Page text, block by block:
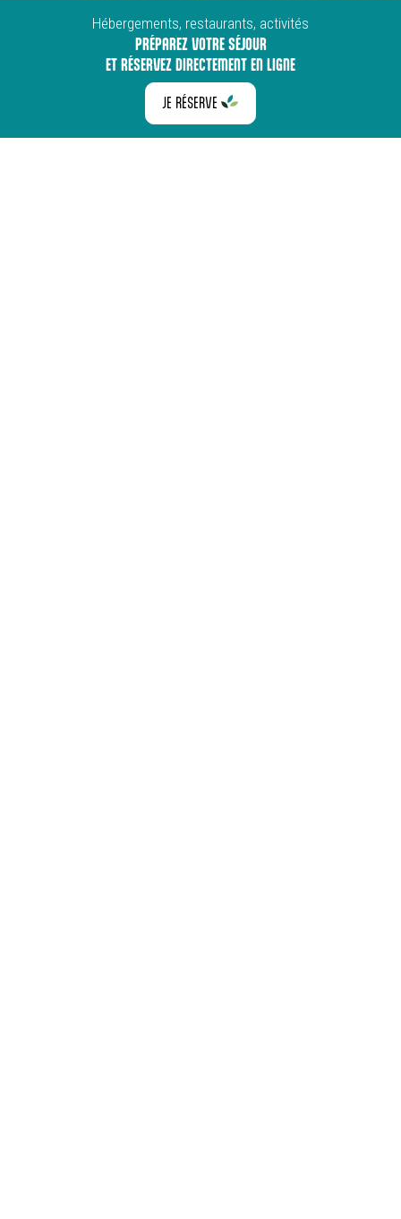
Hébergements, restaurants, activités
PRÉPAREZ VOTRE SÉJOUR
ET RÉSERVEZ DIRECTEMENT EN LIGNE
JE RÉSERVE